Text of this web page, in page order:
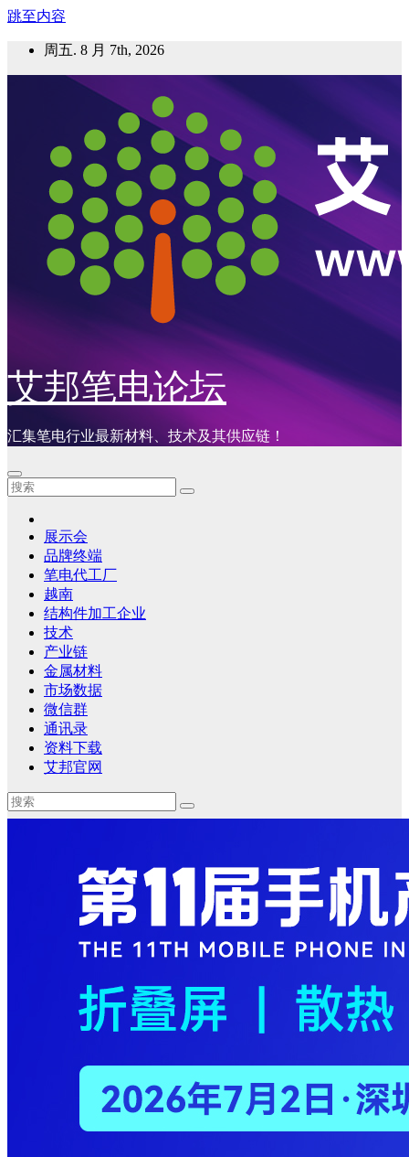
跳至内容
周五. 8 月 7th, 2026
艾邦笔电论坛
汇集笔电行业最新材料、技术及其供应链！
展示会
品牌终端
笔电代工厂
越南
结构件加工企业
技术
产业链
金属材料
市场数据
微信群
通讯录
资料下载
艾邦官网